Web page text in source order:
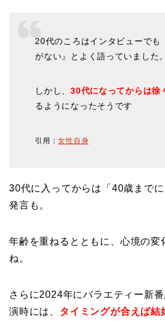
20代のころはインタビューでも
がない』とよく語っていました。
しかし、30代になってからは徐
るようになったそうです
引用：女性自身
30代に入ってからは「40歳まで
発言も。
年齢を重ねるとともに、心境の変
ね。
さらに2024年にバラエティー新
演時には、 タイミングが合えば結